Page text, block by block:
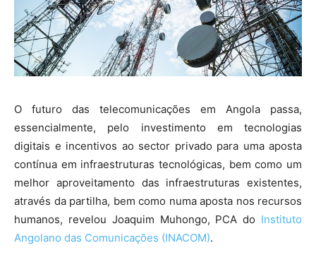
O futuro das telecomunicações em Angola passa,
essencialmente, pelo investimento em tecnologias
digitais e incentivos ao sector privado para uma aposta
contínua em infraestruturas tecnológicas, bem como um
melhor aproveitamento das infraestruturas existentes,
através da partilha, bem como numa aposta nos recursos
humanos, revelou Joaquim Muhongo, PCA do Instituto
Angolano das Comunicações (INACOM).